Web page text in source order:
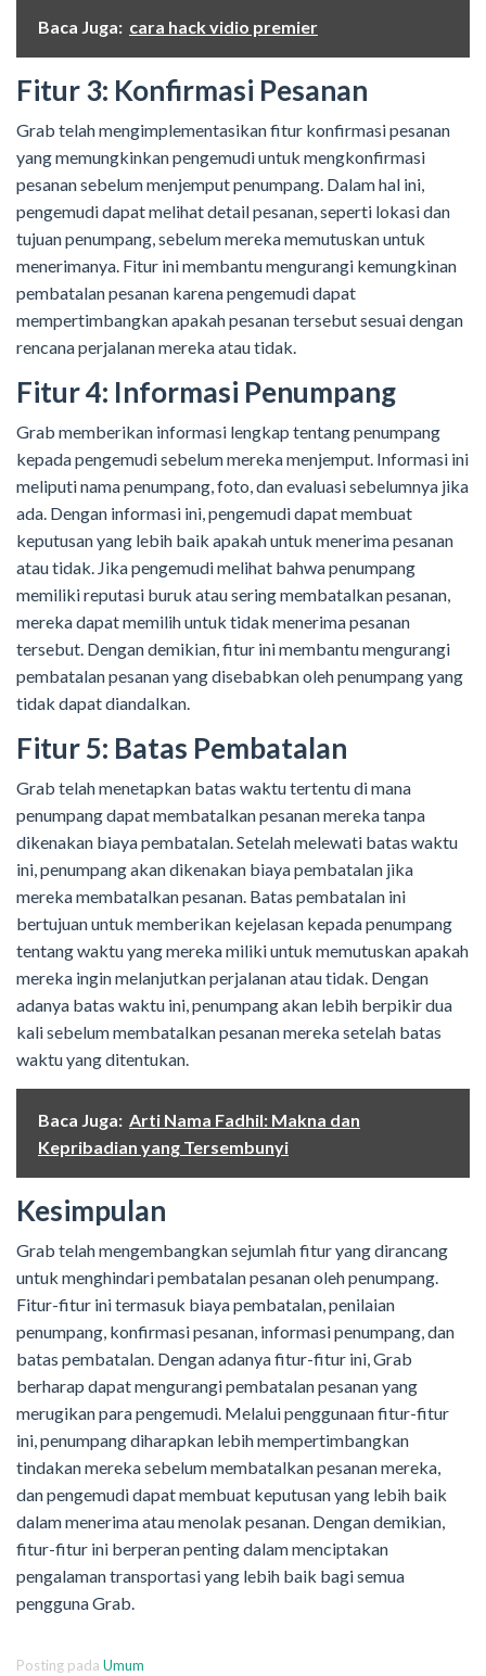
Baca Juga: cara hack vidio premier
Fitur 3: Konfirmasi Pesanan
Grab telah mengimplementasikan fitur konfirmasi pesanan
yang memungkinkan pengemudi untuk mengkonfirmasi
pesanan sebelum menjemput penumpang. Dalam hal ini,
pengemudi dapat melihat detail pesanan, seperti lokasi dan
tujuan penumpang, sebelum mereka memutuskan untuk
menerimanya. Fitur ini membantu mengurangi kemungkinan
pembatalan pesanan karena pengemudi dapat
mempertimbangkan apakah pesanan tersebut sesuai dengan
rencana perjalanan mereka atau tidak.
Fitur 4: Informasi Penumpang
Grab memberikan informasi lengkap tentang penumpang
kepada pengemudi sebelum mereka menjemput. Informasi ini
meliputi nama penumpang, foto, dan evaluasi sebelumnya jika
ada. Dengan informasi ini, pengemudi dapat membuat
keputusan yang lebih baik apakah untuk menerima pesanan
atau tidak. Jika pengemudi melihat bahwa penumpang
memiliki reputasi buruk atau sering membatalkan pesanan,
mereka dapat memilih untuk tidak menerima pesanan
tersebut. Dengan demikian, fitur ini membantu mengurangi
pembatalan pesanan yang disebabkan oleh penumpang yang
tidak dapat diandalkan.
Fitur 5: Batas Pembatalan
Grab telah menetapkan batas waktu tertentu di mana
penumpang dapat membatalkan pesanan mereka tanpa
dikenakan biaya pembatalan. Setelah melewati batas waktu
ini, penumpang akan dikenakan biaya pembatalan jika
mereka membatalkan pesanan. Batas pembatalan ini
bertujuan untuk memberikan kejelasan kepada penumpang
tentang waktu yang mereka miliki untuk memutuskan apakah
mereka ingin melanjutkan perjalanan atau tidak. Dengan
adanya batas waktu ini, penumpang akan lebih berpikir dua
kali sebelum membatalkan pesanan mereka setelah batas
waktu yang ditentukan.
Baca Juga: Arti Nama Fadhil: Makna dan
Kepribadian yang Tersembunyi
Kesimpulan
Grab telah mengembangkan sejumlah fitur yang dirancang
untuk menghindari pembatalan pesanan oleh penumpang.
Fitur-fitur ini termasuk biaya pembatalan, penilaian
penumpang, konfirmasi pesanan, informasi penumpang, dan
batas pembatalan. Dengan adanya fitur-fitur ini, Grab
berharap dapat mengurangi pembatalan pesanan yang
merugikan para pengemudi. Melalui penggunaan fitur-fitur
ini, penumpang diharapkan lebih mempertimbangkan
tindakan mereka sebelum membatalkan pesanan mereka,
dan pengemudi dapat membuat keputusan yang lebih baik
dalam menerima atau menolak pesanan. Dengan demikian,
fitur-fitur ini berperan penting dalam menciptakan
pengalaman transportasi yang lebih baik bagi semua
pengguna Grab.
Posting pada Umum